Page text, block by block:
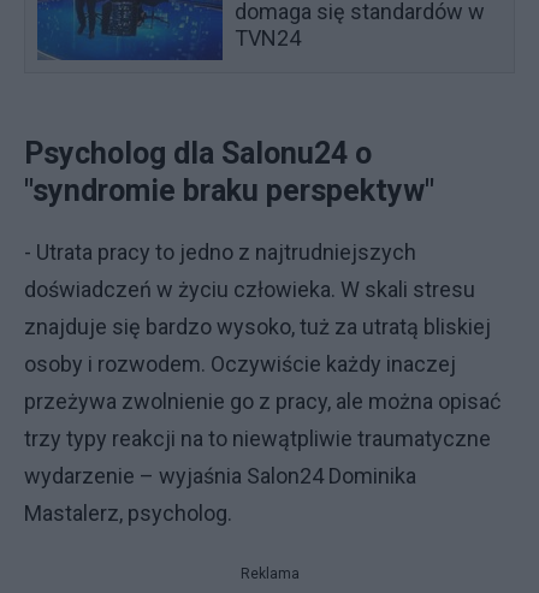
domaga się standardów w
TVN24
Psycholog dla Salonu24 o
"syndromie braku perspektyw"
- Utrata pracy to jedno z najtrudniejszych
doświadczeń w życiu człowieka. W skali stresu
znajduje się bardzo wysoko, tuż za utratą bliskiej
osoby i rozwodem. Oczywiście każdy inaczej
przeżywa zwolnienie go z pracy, ale można opisać
trzy typy reakcji na to niewątpliwie traumatyczne
wydarzenie – wyjaśnia Salon24 Dominika
Mastalerz, psycholog.
Reklama